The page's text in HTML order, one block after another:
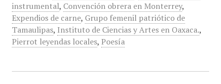
instrumental, Convención obrera en Monterrey,
Expendios de carne, Grupo femenil patriótico de
Tamaulipas, Instituto de Ciencias y Artes en Oaxaca.,
Pierrot leyendas locales, Poesía